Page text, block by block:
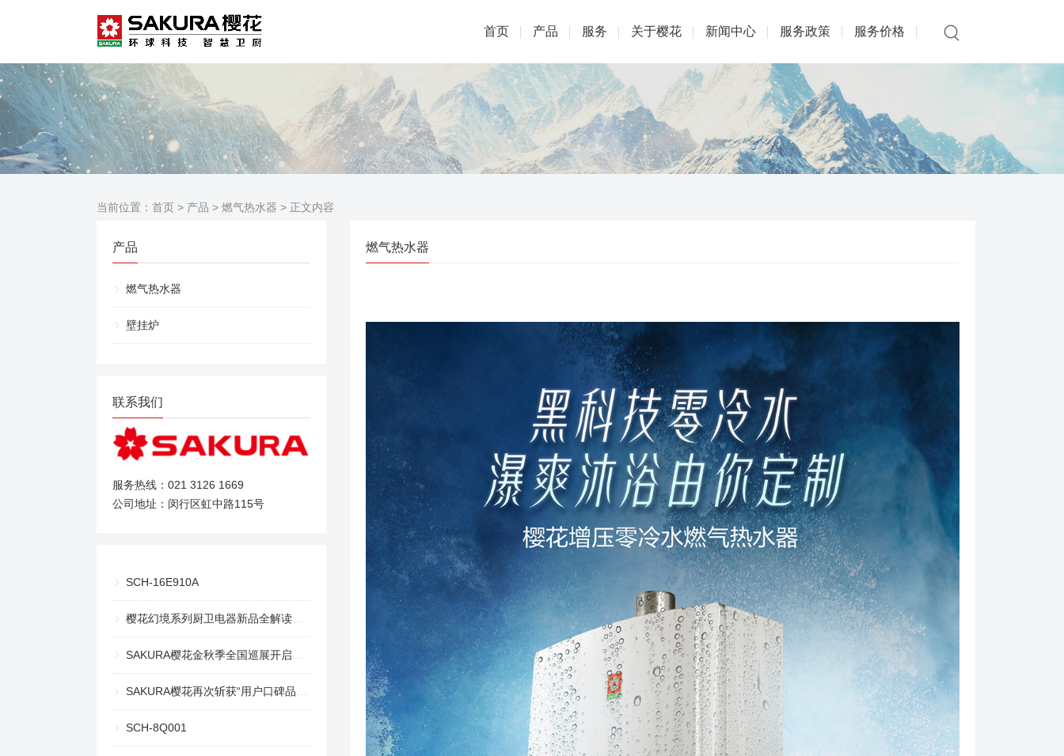
首页 产品 服务 关于樱花 新闻中心 服务政策 服务价格
当前位置： 首页 > 产品 > 燃气热水器 > 正文内容
产品
燃气热水器
壁挂炉
联系我们
服务热线：021 3126 1669
公司地址：闵行区虹中路115号
SCH-16E910A
樱花幻境系列厨卫电器新品全解读，幻境美厨重绘生活意趣
SAKURA樱花金秋季全国巡展开启，探索趣味生活之旅
SAKURA樱花再次斩获“用户口碑品牌奖” 和 “创新产品奖”
SCH-8Q001
燃气热水器